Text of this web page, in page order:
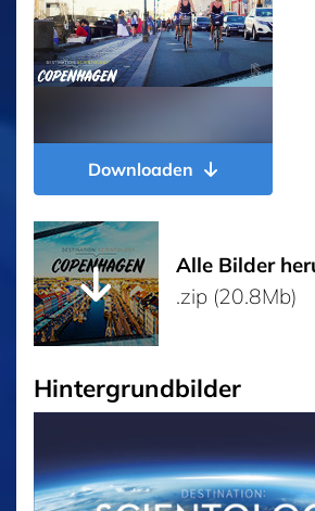
Downloaden
Alle Bilder
.zip (20.8Mb)
Hintergrundbilder